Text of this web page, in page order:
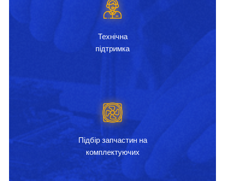
Технічна
підтримка
Підбір запчастин на
комплектуючих